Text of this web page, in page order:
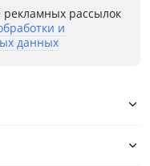
рассылок
и
данных